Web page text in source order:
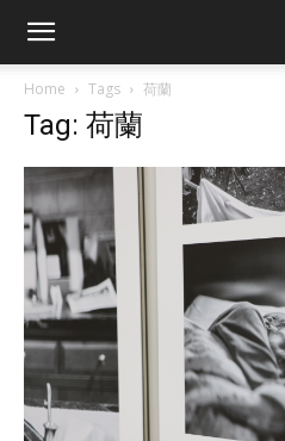
Home Tags 荷蘭
Tag: 荷蘭